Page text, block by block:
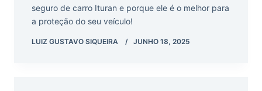
seguro de carro Ituran e porque ele é o melhor para
a proteção do seu veículo!
LUIZ GUSTAVO SIQUEIRA JUNHO 18, 2025